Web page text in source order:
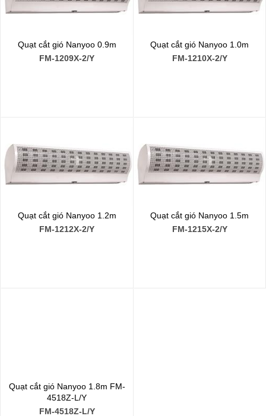
Quạt cắt gió Nanyoo 0.9m
FM-1209X-2/Y
Quạt cắt gió Nanyoo 1.0m
FM-1210X-2/Y
Quạt cắt gió Nanyoo 1.2m
FM-1212X-2/Y
Quạt cắt gió Nanyoo 1.5m
FM-1215X-2/Y
Quạt cắt gió Nanyoo 1.8m FM-
4518Z-L/Y
FM-4518Z-L/Y